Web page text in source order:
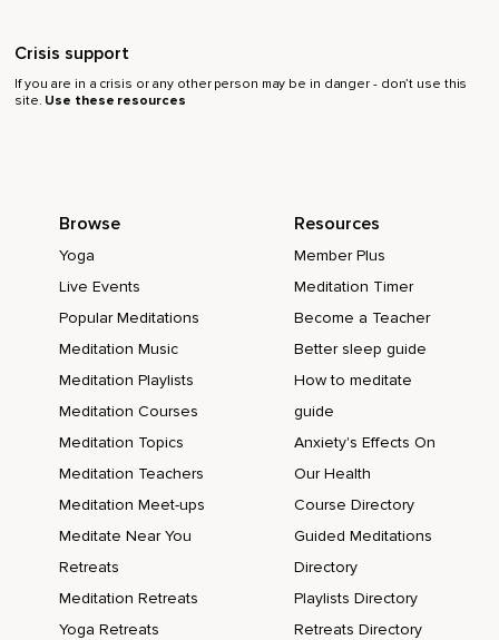
J'utilise la méditation de pleine conscience pour développer
mon intuition.
Je suis ouverte ou ouverte d'esprit.
J'apprends de mes expériences.
Ma connaissance vient de l'intérieur.
J'écoute la sagesse des autres.
Je sais que la mort physique,
Au même titre que la naissance,
Fait partie de la vie.
mon intuition.
Crisis support
If you are in a crisis or any other person may be in danger - don’t use this
site. Use these resources
Browse
Yoga
Live Events
Popular Meditations
Meditation Music
Meditation Playlists
Meditation Courses
Meditation Topics
Meditation Teachers
Meditation Meet-ups
Meditate Near You
Retreats
Meditation Retreats
Yoga Retreats
Resources
Member Plus
Meditation Timer
Become a Teacher
Better sleep guide
How to meditate
guide
Anxiety's Effects On
Our Health
Course Directory
Guided Meditations
Directory
Playlists Directory
Retreats Directory